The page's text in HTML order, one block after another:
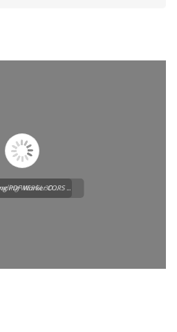
WEBGL 3D ...
PDF Worker CORS ...